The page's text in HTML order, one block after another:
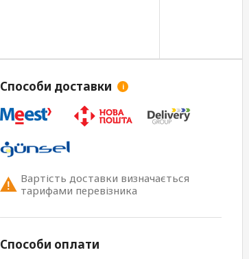
Способи доставки i
Вартість доставки визначається
тарифами перевізника
Способи оплати